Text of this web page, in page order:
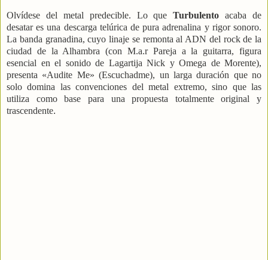
Olvídese del metal predecible. Lo queTurbulento acaba de
desatar es una descarga telúrica de pura adrenalina y rigor sonoro.
La banda granadina, cuyo linaje se remonta al ADN del rock de la
ciudad de la Alhambra (con M.a.r Pareja a la guitarra, figura
esencial en el sonido de Lagartija Nick y Omega de Morente),
presenta «Audite Me» (Escuchadme), un larga duración que no
solo domina las convenciones del metal extremo, sino que las
utiliza como base para una propuesta totalmente original y
trascendente.